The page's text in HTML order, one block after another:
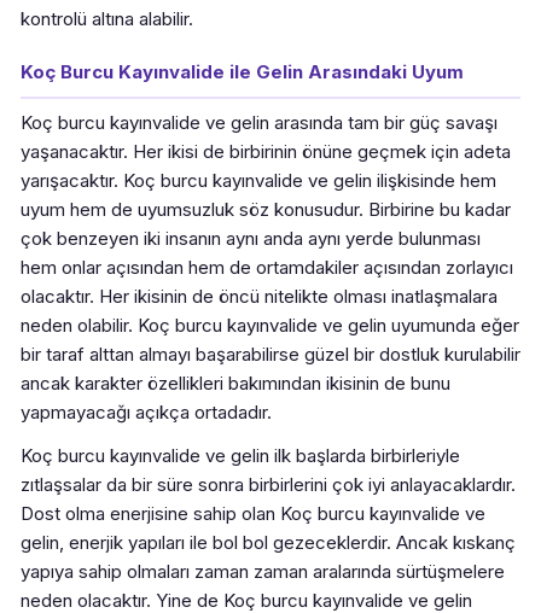
kontrolü altına alabilir.
Koç Burcu Kayınvalide ile Gelin Arasındaki Uyum
Koç burcu kayınvalide ve gelin arasında tam bir güç savaşı
yaşanacaktır. Her ikisi de birbirinin önüne geçmek için adeta
yarışacaktır. Koç burcu kayınvalide ve gelin ilişkisinde hem
uyum hem de uyumsuzluk söz konusudur. Birbirine bu kadar
çok benzeyen iki insanın aynı anda aynı yerde bulunması
hem onlar açısından hem de ortamdakiler açısından zorlayıcı
olacaktır. Her ikisinin de öncü nitelikte olması inatlaşmalara
neden olabilir. Koç burcu kayınvalide ve gelin uyumunda eğer
bir taraf alttan almayı başarabilirse güzel bir dostluk kurulabilir
ancak karakter özellikleri bakımından ikisinin de bunu
yapmayacağı açıkça ortadadır.
Koç burcu kayınvalide ve gelin ilk başlarda birbirleriyle
zıtlaşsalar da bir süre sonra birbirlerini çok iyi anlayacaklardır.
Dost olma enerjisine sahip olan Koç burcu kayınvalide ve
gelin, enerjik yapıları ile bol bol gezeceklerdir. Ancak kıskanç
yapıya sahip olmaları zaman zaman aralarında sürtüşmelere
neden olacaktır. Yine de Koç burcu kayınvalide ve gelin